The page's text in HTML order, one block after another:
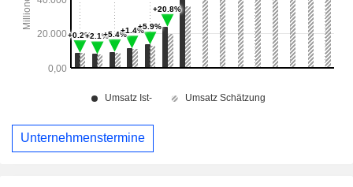
Unternehmenstermine